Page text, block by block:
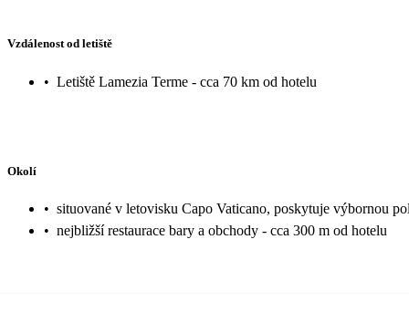
Vzdálenost od letiště
• Letiště Lamezia Terme - cca 70 km od hotelu
Okolí
• situované v letovisku Capo Vaticano, poskytuje výbornou
• nejbližší restaurace bary a obchody - cca 300 m od hotelu